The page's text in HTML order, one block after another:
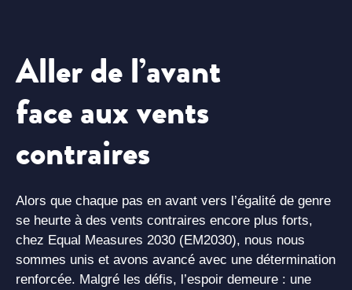
Aller de l’avant
face aux vents
contraires
Alors que chaque pas en avant vers l’égalité de genre
se heurte à des vents contraires encore plus forts,
chez Equal Measures 2030 (EM2030), nous nous
sommes unis et avons avancé avec une détermination
renforcée. Malgré les défis, l’espoir demeure : une